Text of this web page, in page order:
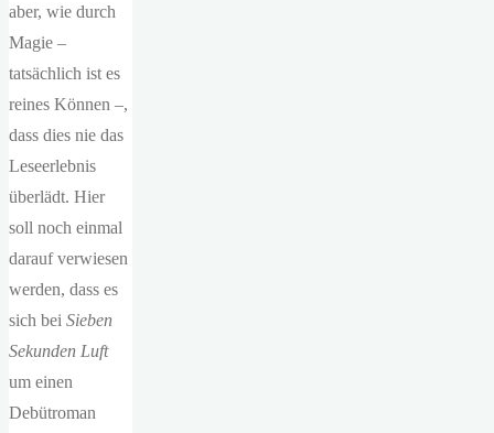
aber, wie durch
Magie –
tatsächlich ist es
reines Können –,
dass dies nie das
Leseerlebnis
überlädt. Hier
soll noch einmal
darauf verwiesen
werden, dass es
sich bei Sieben
Sekunden Luft
um einen
Debütroman